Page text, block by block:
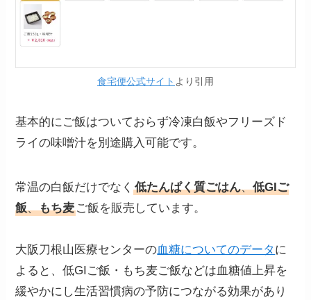
食宅便公式サイト より引用
基本的にご飯はついておらず冷凍白飯やフリーズド
ライの味噌汁を別途購入可能です。
常温の白飯だけでなく低たんぱく質ごはん、低GIご
飯、もち麦ご飯を販売しています。
大阪刀根山医療センターの血糖についてのデータ に
よると、低GIご飯・もち麦ご飯などは血糖値上昇を
緩やかにし生活習慣病の予防につながる効果があり